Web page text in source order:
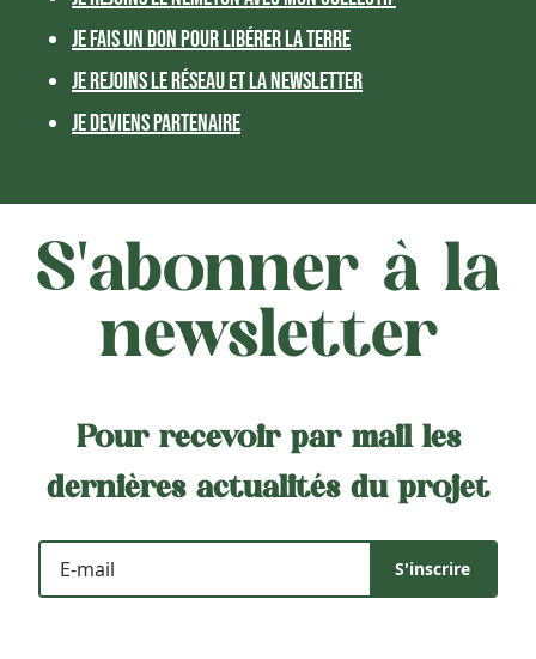
Je fais un don pour libérer la terre
Je rejoins le réseau et la newsletter
Je deviens partenaire
S'abonner à la
newsletter
Pour recevoir par mail les
dernières actualités du projet
S'inscrire